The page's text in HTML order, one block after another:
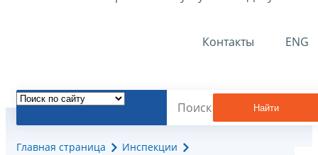
Контакты ENG
Найти
Главная страница
Инспекции